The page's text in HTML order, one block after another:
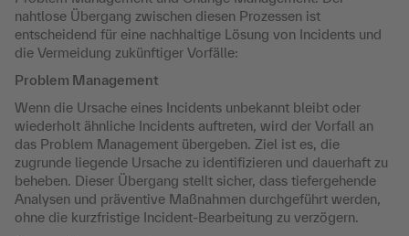
nahtlose Übergang zwischen diesen Prozessen ist
entscheidend für eine nachhaltige Lösung von Incidents und
die Vermeidung zukünftiger Vorfälle:
Problem Management
Wenn die Ursache eines Incidents unbekannt bleibt oder
wiederholt ähnliche Incidents auftreten, wird der Vorfall an
das Problem Management übergeben. Ziel ist es, die
zugrunde liegende Ursache zu identifizieren und dauerhaft zu
beheben. Dieser Übergang stellt sicher, dass tiefergehende
Analysen und präventive Maßnahmen durchgeführt werden,
ohne die kurzfristige Incident-Bearbeitung zu verzögern.